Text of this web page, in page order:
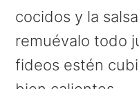
cocidos y la
remuévalo todo
fideos estén